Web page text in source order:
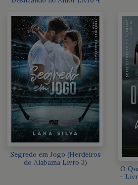
Segredo em Jogo (Herdeiros
do Alabama Livro 3)
O
-